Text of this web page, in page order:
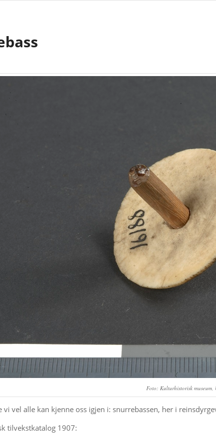
Foto: Kulturhistorisk museum,
vi vel alle kan kjenne oss igjen i: snurrebassen, her i
tilvekstkatalog 1907: